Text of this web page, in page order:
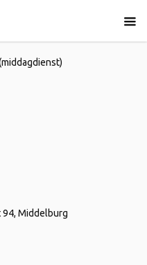
94, Middelburg